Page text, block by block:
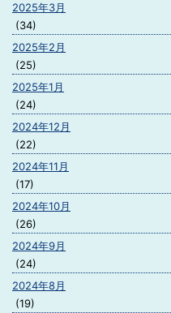
2025年3月
(34)
2025年2月
(25)
2025年1月
(24)
2024年12月
(22)
2024年11月
(17)
2024年10月
(26)
2024年9月
(24)
2024年8月
(19)